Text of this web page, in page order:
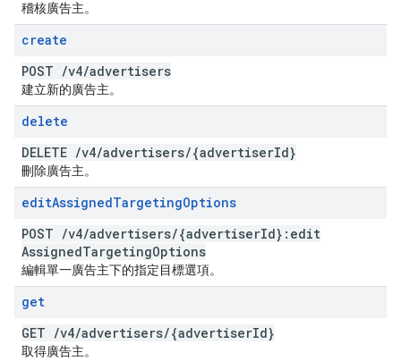
稽核廣告主。
create
POST /v4/advertisers
建立新的廣告主。
delete
DELETE /v4/advertisers/{advertiserId}
刪除廣告主。
editAssignedTargetingOptions
POST /v4/advertisers/{advertiserId}:edit
AssignedTargetingOptions
編輯單一廣告主下的指定目標選項。
get
GET /v4/advertisers/{advertiserId}
取得廣告主。